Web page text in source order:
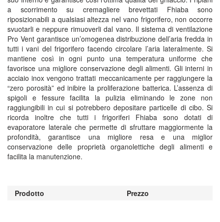
a scorrimento su cremagliere brevettati Fhiaba sono
riposizionabili a qualsiasi altezza nel vano frigorifero, non occorre
svuotarli e neppure rimuoverli dal vano. Il sistema di ventilazione
Pro Vent garantisce un’omogenea distribuzione dell’aria fredda in
tutti i vani del frigorifero facendo circolare l’aria lateralmente. Si
mantiene così in ogni punto una temperatura uniforme che
favorisce una migliore conservazione degli alimenti. Gli interni in
acciaio inox vengono trattati meccanicamente per raggiungere la
“zero porosità” ed inibire la proliferazione batterica. L’assenza di
spigoli e fessure facilita la pulizia eliminando le zone non
raggiungibili in cui si potrebbero depositare particelle di cibo. Si
ricorda inoltre che tutti i frigoriferi Fhiaba sono dotati di
evaporatore laterale che permette di sfruttare maggiormente la
profondità, garantisce una migliore resa e una miglior
conservazione delle proprietà organolettiche degli alimenti e
facilita la manutenzione.
Prodotto Prezzo